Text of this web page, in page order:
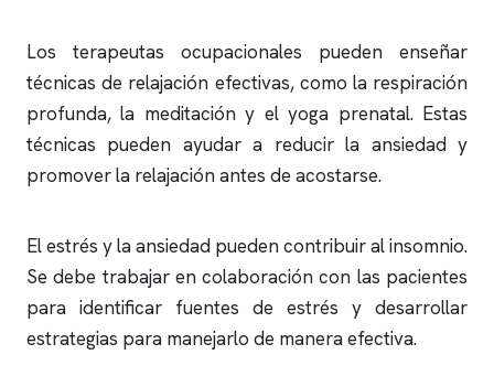
Los terapeutas ocupacionales pueden enseñar
técnicas de relajación efectivas, como la respiración
profunda, la meditación y el yoga prenatal. Estas
técnicas pueden ayudar a reducir la ansiedad y
promover la relajación antes de acostarse.
El estrés y la ansiedad pueden contribuir alinsomnio.
Se debe trabajar en colaboración con las pacientes
para identificar fuentes de estrés y desarrollar
estrategias para manejarlo de manera efectiva.